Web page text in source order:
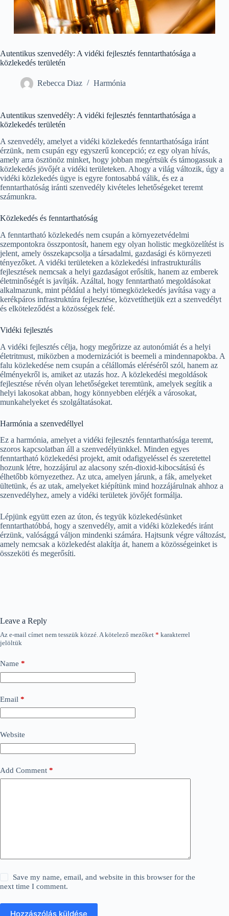
Autentikus szenvedély: A vidéki fejlesztés fenntarthatósága a
közlekedés területén
Rebecca Diaz Harmónia
Autentikus szenvedély: A vidéki fejlesztés fenntarthatósága a
közlekedés területén
A szenvedély, amelyet a vidéki közlekedés fenntarthatósága iránt
érzünk, nem csupán egy egyszerű koncepció; ez egy olyan hívás,
amely arra ösztönöz minket, hogy jobban megértsük és támogassuk a
közlekedés jövőjét a vidéki területeken. Ahogy a világ változik, úgy a
vidéki közlekedés ügye is egyre fontosabbá válik, és ez a
fenntarthatóság iránti szenvedély kivételes lehetőségeket teremt
számunkra.
Közlekedés és fenntarthatóság
A fenntartható közlekedés nem csupán a környezetvédelmi
szempontokra összpontosít, hanem egy olyan holistic megközelítést is
jelent, amely összekapcsolja a társadalmi, gazdasági és környezeti
tényezőket. A vidéki területeken a közlekedési infrastrukturális
fejlesztések nemcsak a helyi gazdaságot erősítik, hanem az emberek
életminőségét is javítják. Azáltal, hogy fenntartható megoldásokat
alkalmazunk, mint például a helyi tömegközlekedés javítása vagy a
kerékpáros infrastruktúra fejlesztése, közvetíthetjük ezt a szenvedélyt
és elköteleződést a közösségek felé.
Vidéki fejlesztés
A vidéki fejlesztés célja, hogy megőrizze az autonómiát és a helyi
életritmust, miközben a modernizációt is beemeli a mindennapokba. A
falu közlekedése nem csupán a célállomás eléréséről szól, hanem az
élményekről is, amiket az utazás hoz. A közlekedési megoldások
fejlesztése révén olyan lehetőségeket teremtünk, amelyek segítik a
helyi lakosokat abban, hogy könnyebben elérjék a városokat,
munkahelyeket és szolgáltatásokat.
Harmónia a szenvedéllyel
Ez a harmónia, amelyet a vidéki fejlesztés fenntarthatósága teremt,
szoros kapcsolatban áll a szenvedélyünkkel. Minden egyes
fenntartható közlekedési projekt, amit odafigyeléssel és szeretettel
hozunk létre, hozzájárul az alacsony szén-dioxid-kibocsátású és
élhetőbb környezethez. Az utca, amelyen járunk, a fák, amelyeket
ültetünk, és az utak, amelyeket kiépítünk mind hozzájárulnak ahhoz a
szenvedélyhez, amely a vidéki területek jövőjét formálja.
Lépjünk együtt ezen az úton, és tegyük közlekedésünket
fenntarthatóbbá, hogy a szenvedély, amit a vidéki közlekedés iránt
érzünk, valósággá váljon mindenki számára. Hajtsunk végre változást,
amely nemcsak a közlekedést alakítja át, hanem a közösségeinket is
összeköti és megerősíti.
Leave a Reply
Az e-mail címet nem tesszük közzé.A kötelező mezőket * karakterrel
jelöltük
Name *
Email *
Website
Add Comment *
Save my name, email, and website in this browser for the
next time I comment.
Hozzászólás küldése